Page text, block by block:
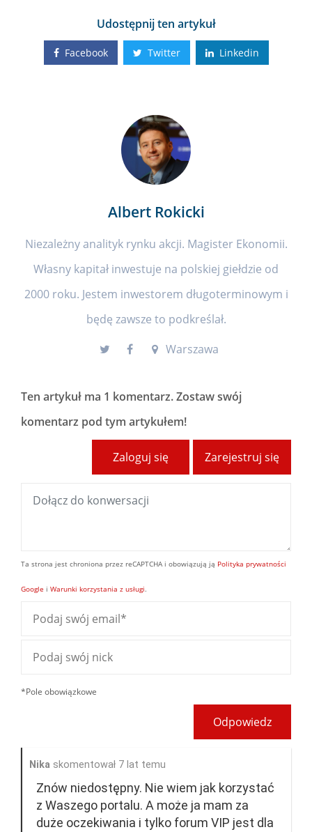
Udostępnij ten artykuł
Facebook Twitter Linkedin
Albert Rokicki
Niezależny analityk rynku akcji. Magister Ekonomii.
Własny kapitał inwestuje na polskiej giełdzie od
2000 roku. Jestem inwestorem długoterminowym i
będę zawsze to podkreślał.
Warszawa
Ten artykuł ma 1 komentarz. Zostaw swój
komentarz pod tym artykułem!
Zarejestruj się
Zaloguj się
Ta strona jest chroniona przez reCAPTCHA i obowiązują ją Polityka prywatności
Google i Warunki korzystania z usługi.
*Pole obowiązkowe
Odpowiedz
Nika skomentował 7 lat temu
Znów niedostępny. Nie wiem jak korzystać
z Waszego portalu. A może ja mam za
duże oczekiwania i tylko forum VIP jest dla